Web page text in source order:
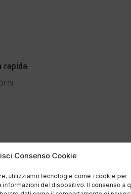
Consenso Cookie
utilizziamo tecnologie come i cookie per
del dispositivo. Il consenso a
rapida
Via
Buggiano